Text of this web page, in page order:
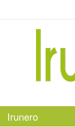
Irunero